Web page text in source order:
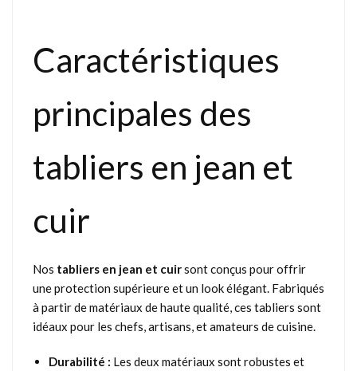
Caractéristiques
principales des
tabliers en jean et
cuir
Nos tabliers en jean et cuirsont conçus pour offrir
une protection supérieure et un look élégant. Fabriqués
à partir de matériaux de haute qualité, ces tabliers sont
idéaux pour les chefs, artisans, et amateurs de cuisine.
Durabilité : Les deux matériaux sont robustes et